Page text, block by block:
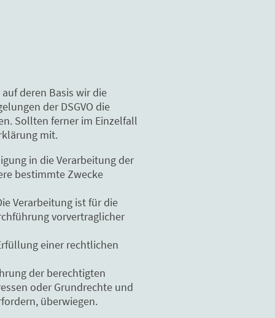
deren Basis wir die
der DSGVO die
Sollten ferner im Einzelfall
mit.
in die Verarbeitung der
bestimmte Zwecke
Verarbeitung ist für die
vorvertraglicher
einer rechtlichen
der berechtigten
oder Grundrechte und
überwiegen.